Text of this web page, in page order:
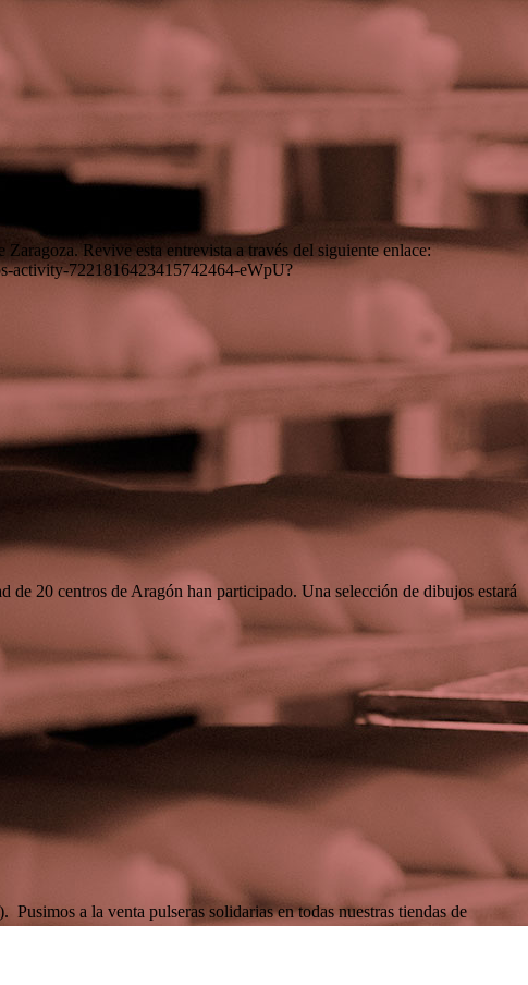
Revive esta entrevista a través del siguiente enlace:
activity-7221816423415742464-eWpU?
20 centros de Aragón han participado. Una selección de dibujos estará
a la venta pulseras solidarias en todas nuestras tiendas de